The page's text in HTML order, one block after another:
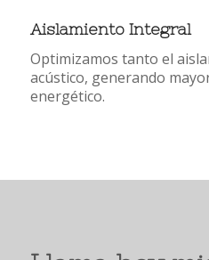
Aislamiento Integral
Optimizamos tanto el
acústico, generando
energético.